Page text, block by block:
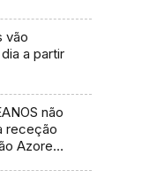
vão
a partir
não
receção
Azores